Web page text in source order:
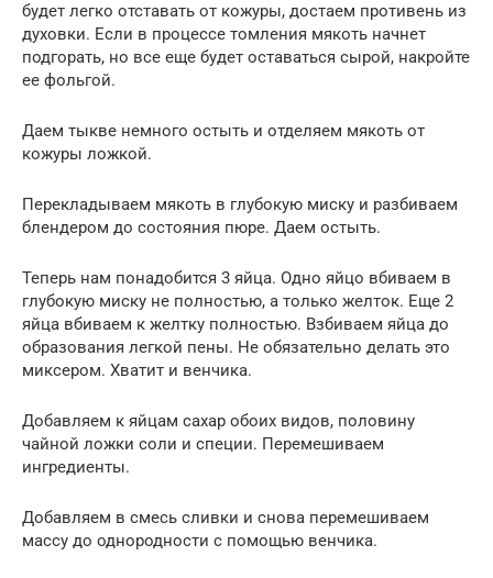
будет легко отставать от кожуры, достаем противень из
духовки. Если в процессе томления мякоть начнет
подгорать, но все еще будет оставаться сырой, накройте
ее фольгой.
Даем тыкве немного остыть и отделяем мякоть от
кожуры ложкой.
Перекладываем мякоть в глубокую миску и разбиваем
блендером до состояния пюре. Даем остыть.
Теперь нам понадобится 3 яйца. Одно яйцо вбиваем в
глубокую миску не полностью, а только желток. Еще 2
яйца вбиваем к желтку полностью. Взбиваем яйца до
образования легкой пены. Не обязательно делать это
миксером. Хватит и венчика.
Добавляем к яйцам сахар обоих видов, половину
чайной ложки соли и специи. Перемешиваем
ингредиенты.
Добавляем в смесь сливки и снова перемешиваем
массу до однородности с помощью венчика.